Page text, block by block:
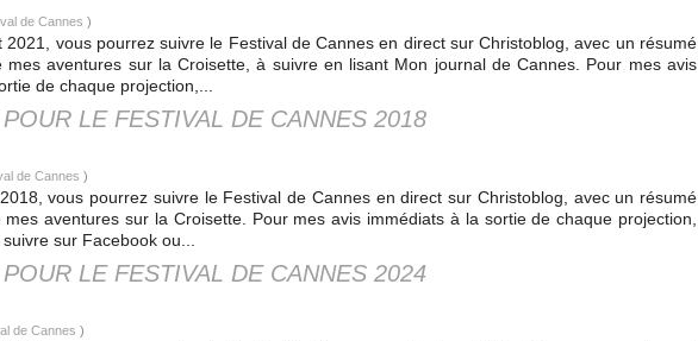
de Cannes )
2021, vous pourrez suivre le Festival de Cannes en direct sur Christoblog, avec un résumé
mes aventures sur la Croisette, à suivre en lisant Mon journal de Cannes. Pour mes avis
de chaque projection,...
LE FESTIVAL DE CANNES 2018
de Cannes )
vous pourrez suivre le Festival de Cannes en direct sur Christoblog, avec un résumé
aventures sur la Croisette. Pour mes avis immédiats à la sortie de chaque projection,
sur Facebook ou...
LE FESTIVAL DE CANNES 2024
de Cannes )